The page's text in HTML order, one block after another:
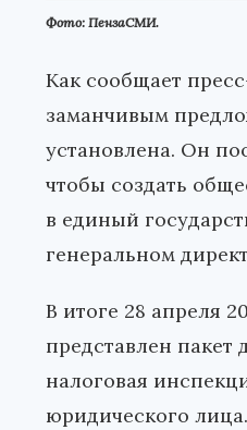
Фото: ПензаСМИ.
Как сообщает
заманчивым
установлена. Он
чтобы создать
в единый
генеральном
В итоге 28 апреля
представлен пакет
налоговая
юридического